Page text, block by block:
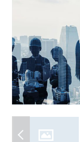
养老